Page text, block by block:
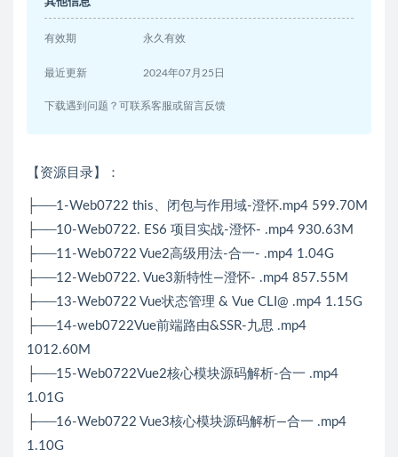
其他信息
有效期 永久有效
最近更新 2024年07月25日
下载遇到问题？可联系客服或留言反馈
【资源目录】：
├──1-Web0722 this、闭包与作用域-澄怀.mp4 599.70M
├──10-Web0722. ES6 项目实战-澄怀- .mp4 930.63M
├──11-Web0722 Vue2高级用法-合一- .mp4 1.04G
├──12-Web0722. Vue3新特性—澄怀- .mp4 857.55M
├──13-Web0722 Vue状态管理 & Vue CLI@ .mp4 1.15G
├──14-web0722Vue前端路由&SSR-九思 .mp4
1012.60M
├──15-Web0722Vue2核⼼模块源码解析-合一 .mp4
1.01G
├──16-Web0722 Vue3核心模块源码解析—合一 .mp4
1.10G